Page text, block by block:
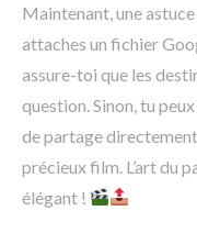
Maintenant, une
attaches un fichier
assure-toi que les
question. Sinon, tu
de partage
précieux film. L’art du
élégant !